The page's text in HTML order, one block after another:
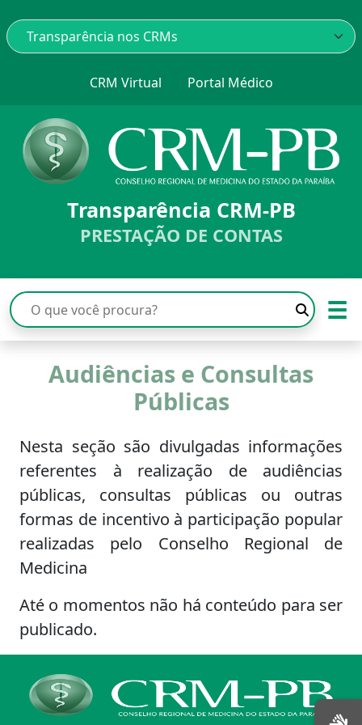
CRM Virtual Portal Médico
Transparência CRM-PB
PRESTAÇÃO DE CONTAS
☰
Audiências e Consultas
Públicas
Nesta seção são divulgadas informações
referentes à realização de audiências
públicas, consultas públicas ou outras
formas de incentivo à participação popular
realizadas pelo Conselho Regional de
Medicina
Até o momentos não há conteúdo para ser
publicado.